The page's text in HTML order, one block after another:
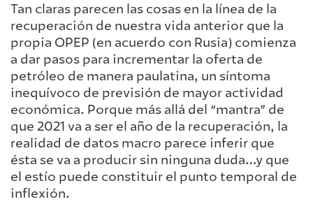
Tan claras parecen las cosas en la línea de la
recuperación de nuestra vida anterior que la
propia OPEP (en acuerdo con Rusia) comienza
a dar pasos para incrementar la oferta de
petróleo de manera paulatina, un síntoma
inequívoco de previsión de mayor actividad
económica. Porque más allá del “mantra” de
que 2021 va a ser el año de la recuperación, la
realidad de datos macro parece inferir que
ésta se va a producir sin ninguna duda…y que
el estío puede constituir el punto temporal de
inflexión.